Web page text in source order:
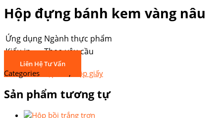
Hộp đựng bánh kem vàng nâu
Ứng dụng Ngành thực phẩm
Kiểu in
Theo yêu cầu
Liên Hệ Tư Vấn
Categories , Hộp giấy
Sản phẩm tương tự